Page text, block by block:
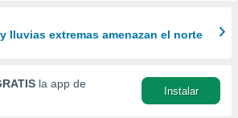
lluvias extremas amenazan el norte
la app de
Instalar